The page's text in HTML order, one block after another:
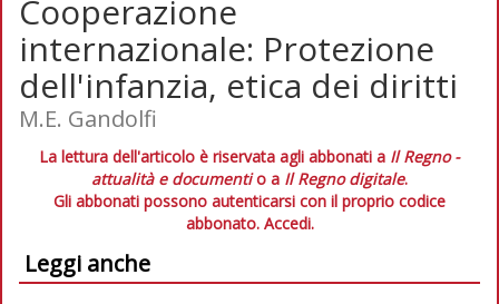
Cooperazione
internazionale: Protezione
dell'infanzia, etica dei diritti
M.E. Gandolfi
La lettura dell'articolo è riservata agli abbonati a Il Regno -
attualità e documentio a Il Regno digitale.
Gli abbonati possono autenticarsi con il proprio codice
abbonato. Accedi.
Leggi anche